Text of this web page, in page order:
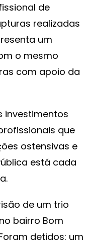
de
realizadas
um
o mesmo
com apoio da
investimentos
que
ostensivas e
está cada
de um trio
bairro Bom
detidos: um